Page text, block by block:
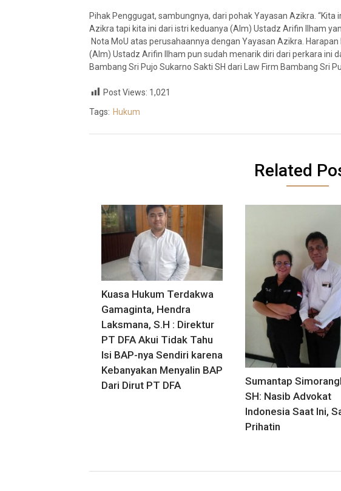
Pihak Penggugat, sambungnya, dari pohak Yayasan Azikra. “Kita
Azikra tapi kita ini dari istri keduanya (Alm) Ustadz Arifin Ilham
Nota MoU atas perusahaannya dengan Yayasan Azikra.
(Alm) Ustadz Arifin Ilham pun sudah menarik diri dari perkara ini
Bambang Sri Pujo Sukarno Sakti SH dari Law Firm Bambang Sri
Post Views: 1,021
Tags: Hukum
Related
Kuasa Hukum Terdakwa
Gamaginta, Hendra
Laksmana, S.H : Direktur
PT DFA Akui Tidak Tahu
Isi BAP-nya Sendiri karena
Kebanyakan Menyalin BAP
Dari Dirut PT DFA
Sumantap
SH: Nasib Advokat
Indonesia Saat Ini,
Prihatin